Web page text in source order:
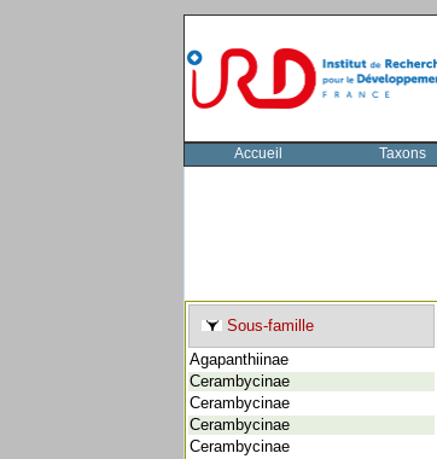
Accueil Taxons
Sous-famille
Agapanthiinae
Cerambycinae
Cerambycinae
Cerambycinae
Cerambycinae